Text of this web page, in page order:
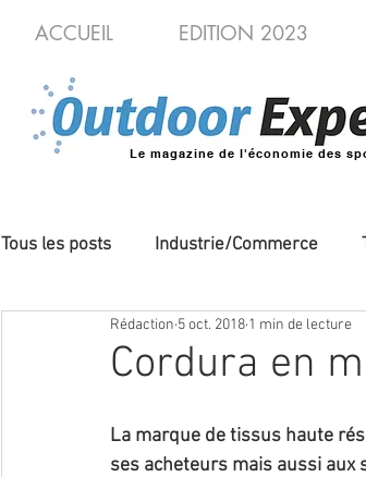
ACCUEIL EDITION 2023
Le magazine de l'économie des
Tous les posts Industrie/Commerce
Cycles/VAE Produits/Nouveautés
Cordura en
Rédaction 5 oct. 2018 1 min de lecture
La marque de tissus haute
ses acheteurs mais aussi